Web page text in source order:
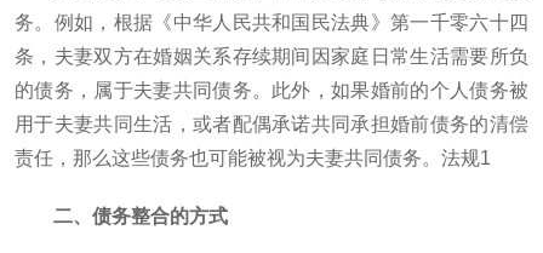
务。例如，根据《中华人民共和国民法典》第一千零六十四
条，夫妻双方在婚姻关系存续期间因家庭日常生活需要所负
的债务，属于夫妻共同债务。此外，如果婚前的个人债务被
用于夫妻共同生活，或者配偶承诺共同承担婚前债务的清偿
责任，那么这些债务也可能被视为夫妻共同债务。法规1
二、债务整合的方式